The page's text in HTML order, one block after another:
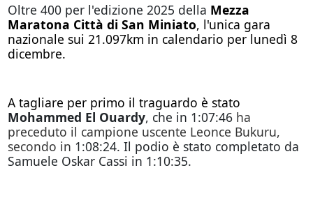
Oltre 400 per l'edizione 2025 della Mezza
Maratona Città di San Miniato, l'unica gara
nazionale sui 21.097km in calendario per lunedì 8
dicembre.
A tagliare per primo il traguardo è stato
Mohammed El Ouardy, che in 1:07:46ha
preceduto il campione uscente Leonce Bukuru,
secondo in 1:08:24. Il podio è stato completato da
Samuele Oskar Cassi in 1:10:35.